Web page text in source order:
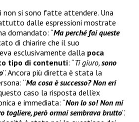
non si sono fatte attendere. Una
dalle espressioni mostrate
domandato: “Ma perché fai queste
di chiarire che il suo
esclusivamente dalla poca
tipo di contenuti: “Ti giuro, sono
”. Ancora più diretta è stata la
“Ma cosa è successo? Non eri
caso la risposta dell’ex
e immediata: “Non lo so! Non mi
togliere, però ormai sembrava brutto”.